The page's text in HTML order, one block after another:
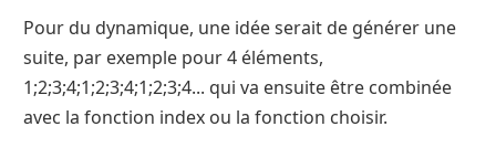
Pour du dynamique, une idée serait de générer une
suite, par exemple pour 4 éléments,
1;2;3;4;1;2;3;4;1;2;3;4... qui va ensuite être combinée
avec la fonction index ou la fonction choisir.